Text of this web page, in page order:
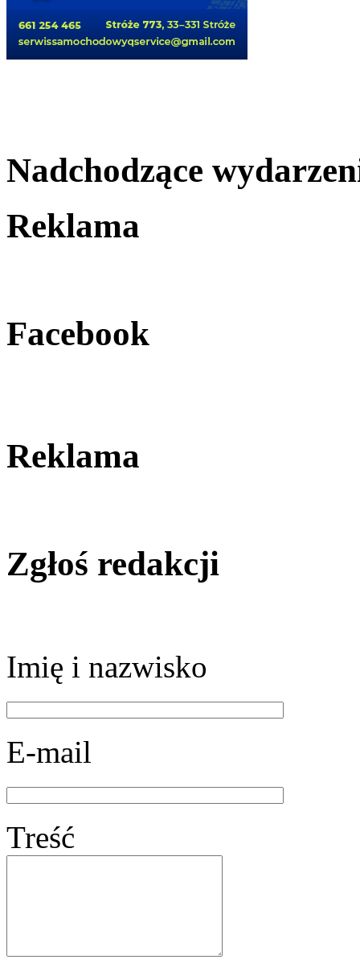
Nadchodzące
Reklama
Facebook
Reklama
Zgłoś redakcji
Imię i nazwisko
E-mail
Treść